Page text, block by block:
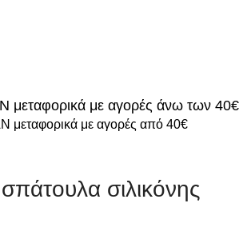
με αγορές άνω των 40€
με αγορές από 40€
σιλικόνης